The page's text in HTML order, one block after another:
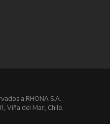
a RHONA S.A.
Viña del Mar, Chile.